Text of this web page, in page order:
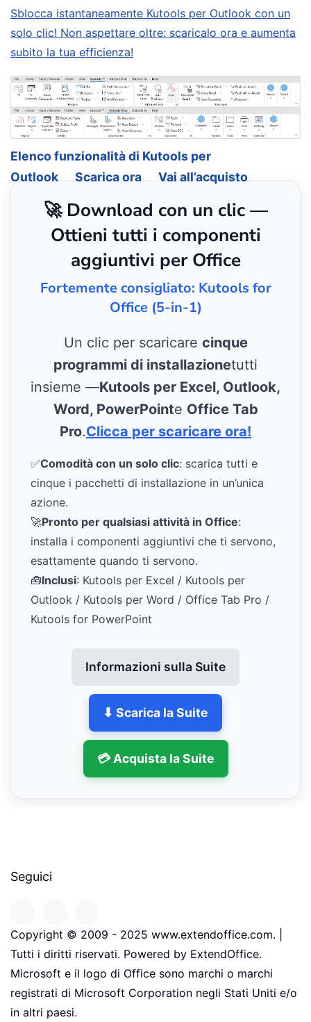
Sblocca istantaneamente Kutools per Outlook con un
solo clic! Non aspettare oltre: scaricalo ora e aumenta
subito la tua efficienza!
Elenco funzionalità di Kutools per
Outlook
Scarica ora Vai all’acquisto
🚀 Download con un clic —
Ottieni tutti i componenti
aggiuntivi per Office
Fortemente consigliato: Kutools for
Office (5-in-1)
Un clic per scaricare cinque
programmi di installazionetutti
insieme —Kutools per Excel, Outlook,
Word, PowerPointe Office Tab
Pro.Clicca per scaricare ora!
✅Comodità con un solo clic: scarica tutti e
cinque i pacchetti di installazione in un’unica
azione.
🚀Pronto per qualsiasi attività in Office:
installa i componenti aggiuntivi che ti servono,
esattamente quando ti servono.
🧰Inclusi: Kutools per Excel / Kutools per
Outlook / Kutools per Word / Office Tab Pro /
Kutools for PowerPoint
Informazioni sulla Suite
⬇ Scarica la Suite
💳 Acquista la Suite
Seguici
Copyright © 2009 - 2025 www.extendoffice.com. |
Tutti i diritti riservati. Powered by ExtendOffice.
Microsoft e il logo di Office sono marchi o marchi
registrati di Microsoft Corporation negli Stati Uniti e/o
in altri paesi.